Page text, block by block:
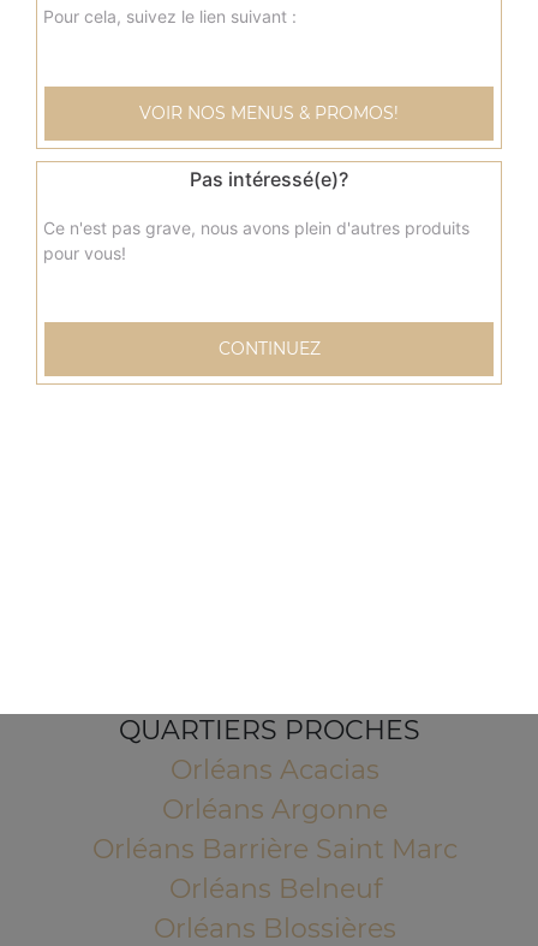
QUARTIERS PROCHES
Orléans Acacias
Orléans Argonne
Orléans Barrière Saint Marc
Orléans Belneuf
Orléans Blossières
Pour cela, suivez le lien suivant :
VOIR NOS MENUS & PROMOS!
Pas intéressé(e)?
Ce n'est pas grave, nous avons plein d'autres produits
pour vous!
CONTINUEZ